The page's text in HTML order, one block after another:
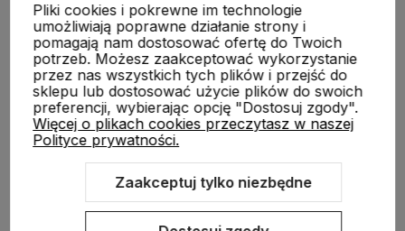
O nas
Sklep internetowy Shoper.pl Szablon Shoper Modern 3.0™
Pliki cookies i pokrewne im technologie
umożliwiają poprawne działanie strony i
pomagają nam dostosować ofertę do Twoich
potrzeb. Możesz zaakceptować wykorzystanie
przez nas wszystkich tych plików i przejść do
sklepu lub dostosować użycie plików do swoich
preferencji, wybierając opcję "Dostosuj zgody".
Więcej o plikach cookies przeczytasz w naszej
Polityce prywatności.
Zaakceptuj tylko niezbędne